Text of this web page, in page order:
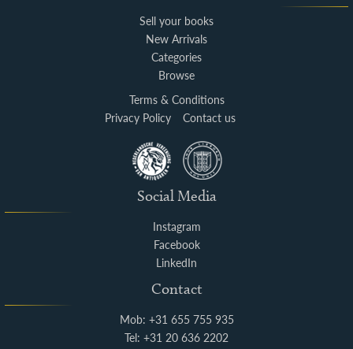
Sell your books
New Arrivals
Categories
Browse
Terms & Conditions
Privacy Policy
Contact us
Social Media
Instagram
Facebook
LinkedIn
Contact
Mob: +31 655 755 935
Tel: +31 20 636 2202